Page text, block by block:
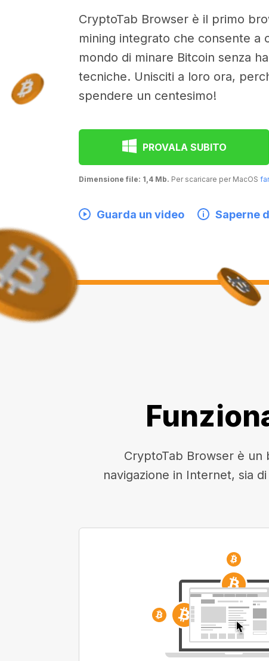
CryptoTab Browser è il primo
mining integrato che consente a
mondo di minare Bitcoin senza
tecniche. Unisciti a loro ora,
spendere un centesimo!
PROVALA SUBITO
Dimensione file: 1,4 Mb. Per scaricare per MacOS
Guarda un video Saperne
CryptoTab Browser è
navigazione in Internet, sia